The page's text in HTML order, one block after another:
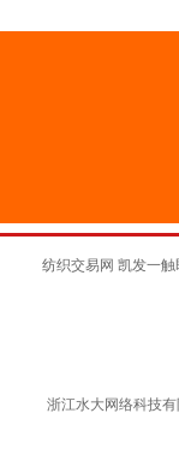
纺织交易网 凯发一
浙江水大网络科技